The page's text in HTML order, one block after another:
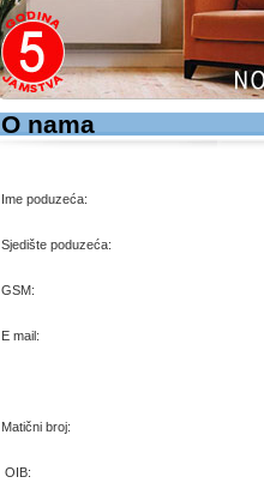
O nama
Ime poduzeća:
Sjedište poduzeća:
GSM:
E mail:
Matični broj:
OIB: